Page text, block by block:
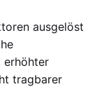
ausgelöst
erhöhter
tragbarer